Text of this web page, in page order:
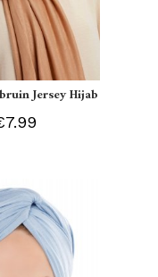
Jersey Hijab